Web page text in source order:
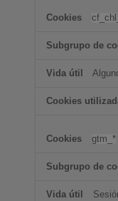
gtm_*